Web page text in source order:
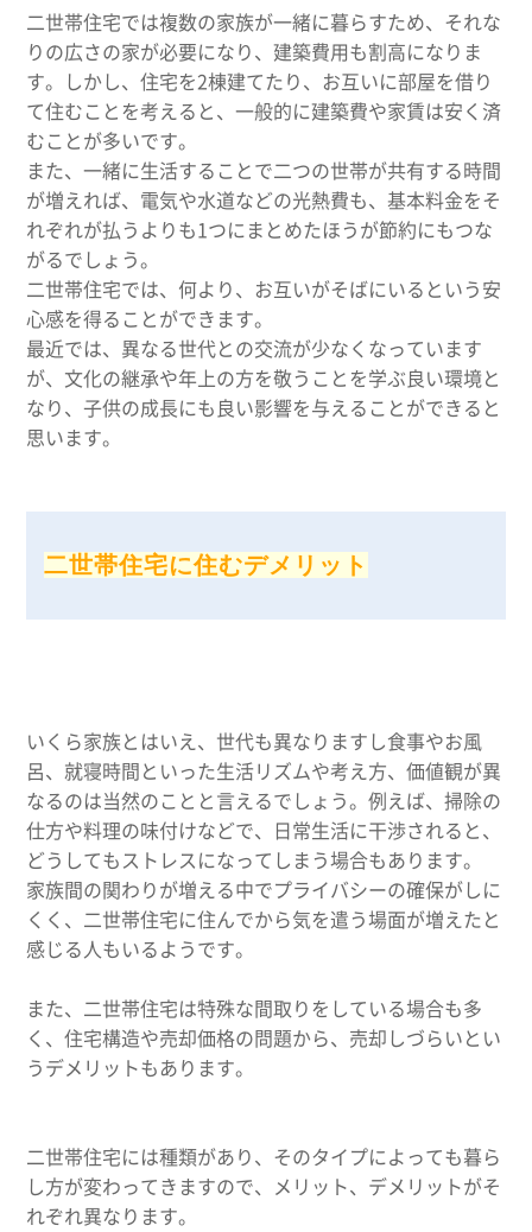
二世帯住宅では複数の家族が一緒に暮らすため、それな
りの広さの家が必要になり、建築費用も割高になりま
す。しかし、住宅を2棟建てたり、お互いに部屋を借り
て住むことを考えると、一般的に建築費や家賃は安く済
むことが多いです。
また、一緒に生活することで二つの世帯が共有する時間
が増えれば、電気や水道などの光熱費も、基本料金をそ
れぞれが払うよりも1つにまとめたほうが節約にもつな
がるでしょう。
二世帯住宅では、何より、お互いがそばにいるという安
心感を得ることができます。
最近では、異なる世代との交流が少なくなっています
が、文化の継承や年上の方を敬うことを学ぶ良い環境と
なり、子供の成長にも良い影響を与えることができると
思います。
二世帯住宅に住むデメリット
いくら家族とはいえ、世代も異なりますし食事やお風
呂、就寝時間といった生活リズムや考え方、価値観が異
なるのは当然のことと言えるでしょう。例えば、掃除の
仕方や料理の味付けなどで、日常生活に干渉されると、
どうしてもストレスになってしまう場合もあります。
家族間の関わりが増える中でプライバシーの確保がしに
くく、二世帯住宅に住んでから気を遣う場面が増えたと
感じる人もいるようです。
また、二世帯住宅は特殊な間取りをしている場合も多
く、住宅構造や売却価格の問題から、売却しづらいとい
うデメリットもあります。
二世帯住宅には種類があり、そのタイプによっても暮ら
し方が変わってきますので、メリット、デメリットがそ
れぞれ異なります。